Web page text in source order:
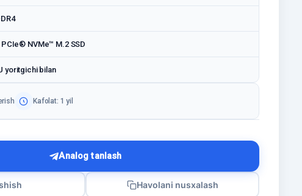
PCIe® NVMe™ M.2 SSD
yoritgichi bilan
Kafolat: 1 yil
Analog tanlash
Havolani nusxalash